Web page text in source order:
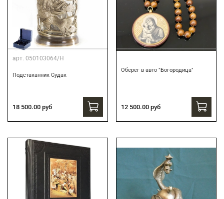
арт. 050103064/Н
Подстаканник Судак
18 500.00 руб
Оберег в авто "Богородица"
12 500.00 руб